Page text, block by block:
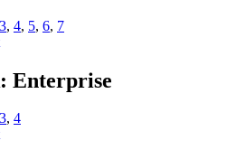
3, 4, 5, 6, 7
Enterprise
3, 4